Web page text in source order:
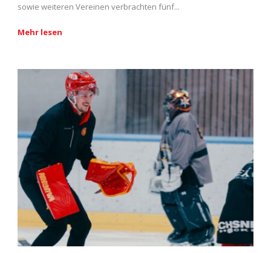
sowie weiteren Vereinen verbrachten fünf...
Mehr lesen